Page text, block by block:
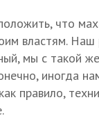
что
властям. Наш
мы с такой
иногда
правило,